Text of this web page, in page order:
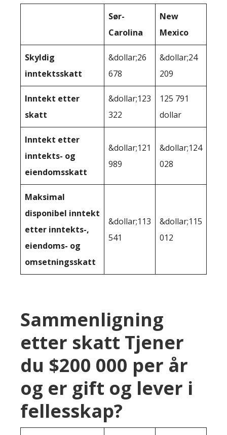
Sør-
Carolina
New
Mexico
Skyldig
inntektsskatt
&dollar;26
678
&dollar;24
209
Inntekt etter
skatt
&dollar;123
322
125 791
dollar
Inntekt etter
inntekts- og
eiendomsskatt
&dollar;121
989
&dollar;124
028
Maksimal
disponibel inntekt
etter inntekts-,
eiendoms- og
omsetningsskatt
&dollar;113
541
&dollar;115
012
Sammenligning
etter skatt Tjener
du $200 000 per år
og er gift og lever i
fellesskap?